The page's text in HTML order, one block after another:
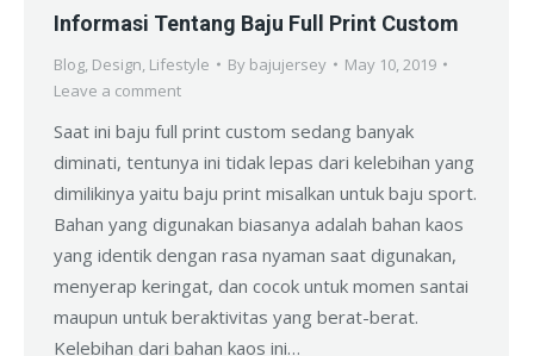
Informasi Tentang Baju Full Print Custom
Blog, Design, Lifestyle By bajujersey
May 10, 2019
Leave a comment
Saat ini baju full print custom sedang banyak
diminati, tentunya ini tidak lepas dari kelebihan yang
dimilikinya yaitu baju print misalkan untuk baju sport.
Bahan yang digunakan biasanya adalah bahan kaos
yang identik dengan rasa nyaman saat digunakan,
menyerap keringat, dan cocok untuk momen santai
maupun untuk beraktivitas yang berat-berat.
Kelebihan dari bahan kaos ini…